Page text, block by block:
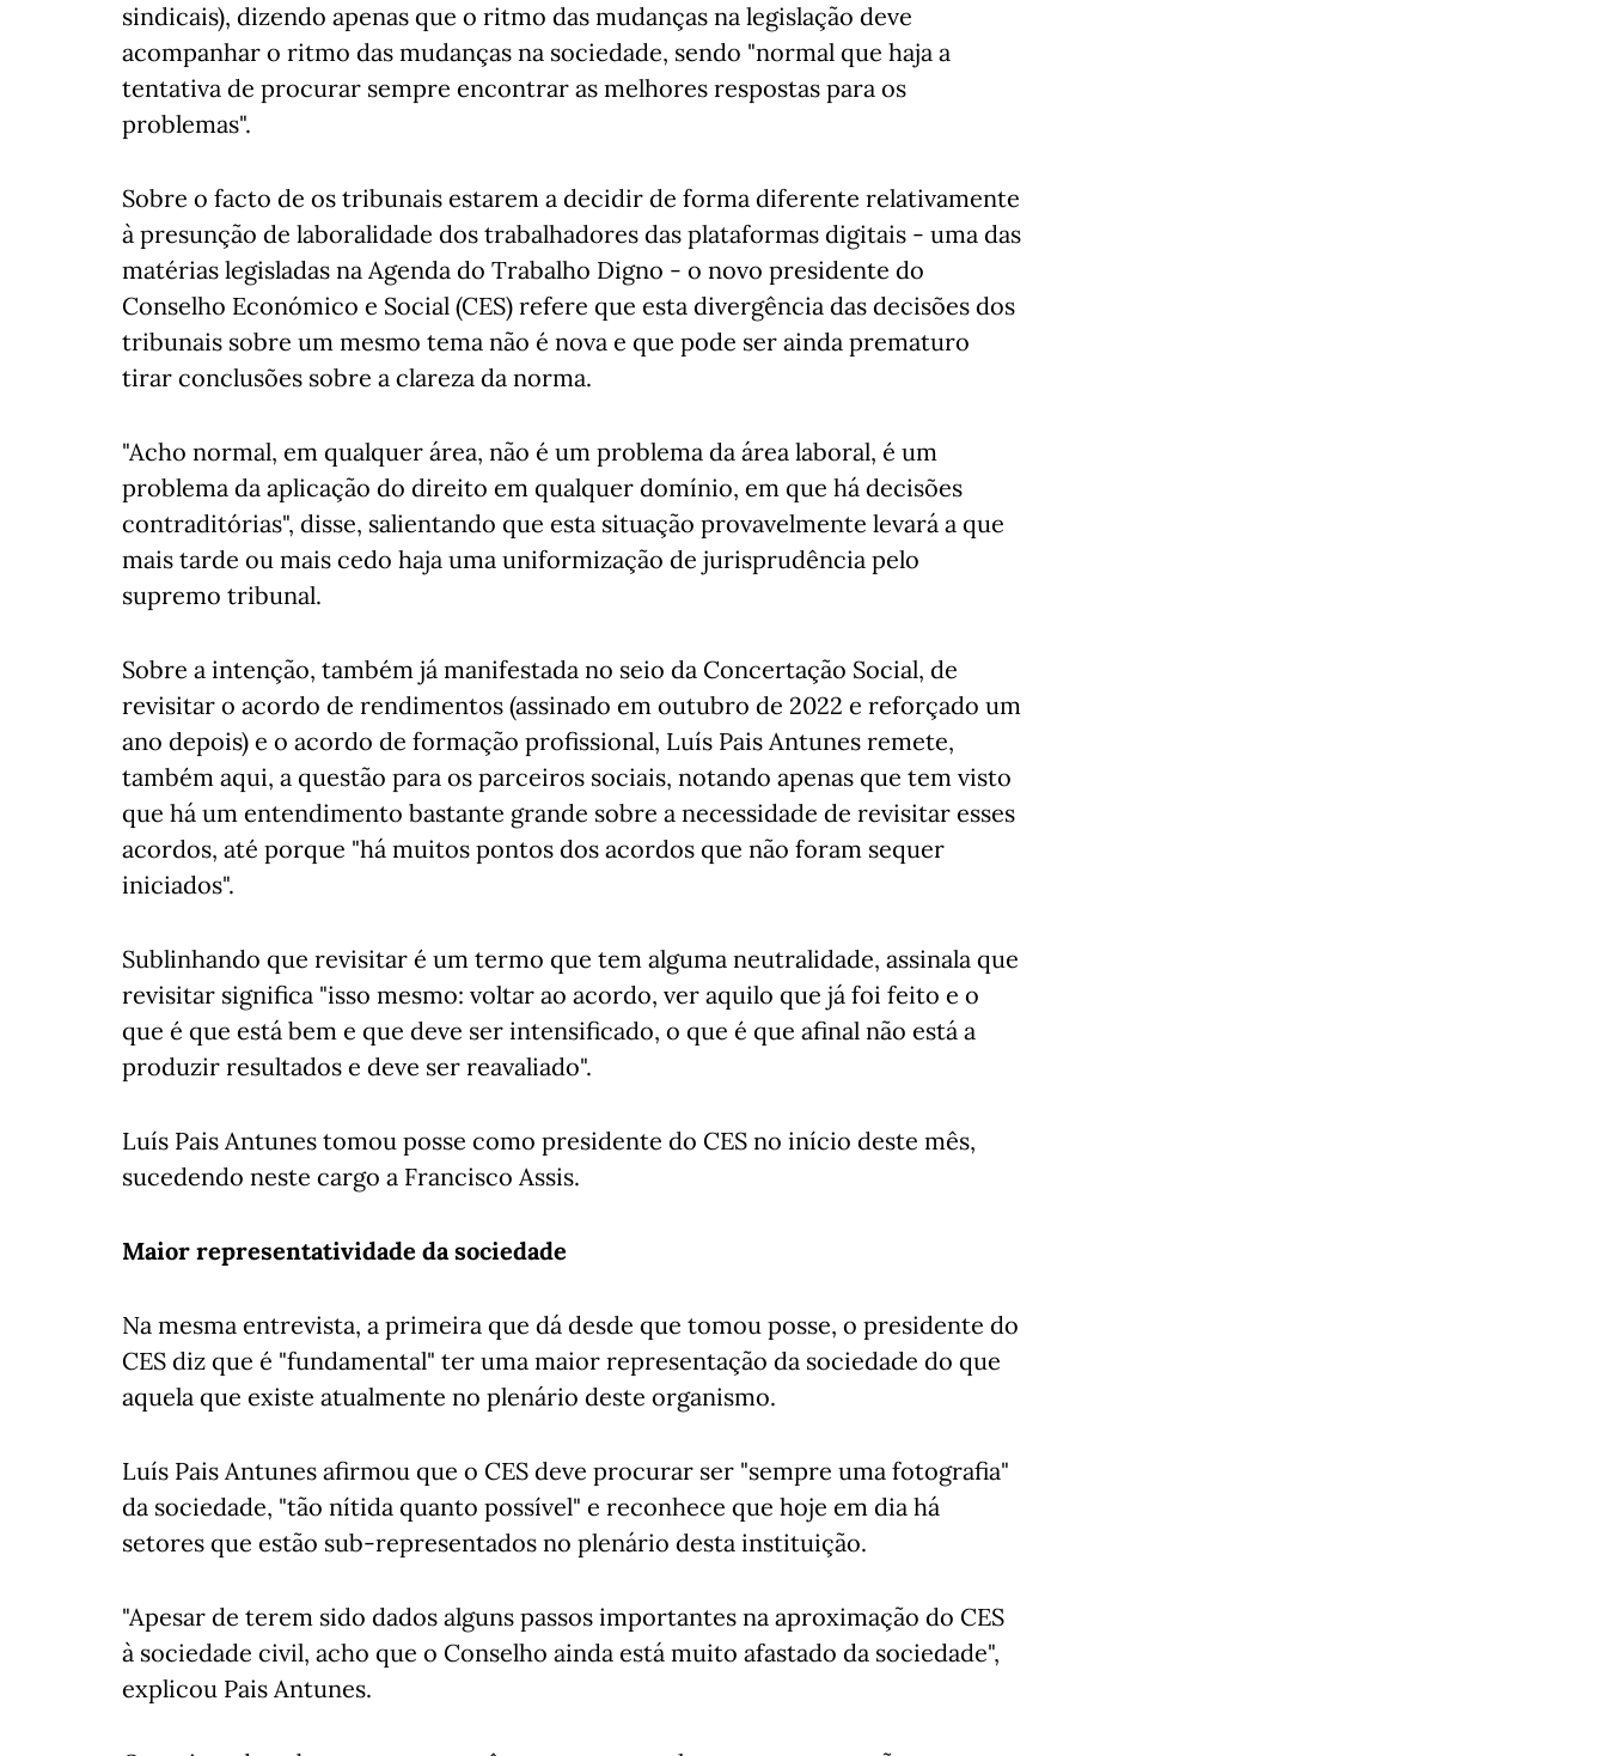
sindicais), dizendo apenas que o ritmo das mudanças na legislação deve
acompanhar o ritmo das mudanças na sociedade, sendo "normal que haja a
tentativa de procurar sempre encontrar as melhores respostas para os
problemas".
Sobre o facto de os tribunais estarem a decidir de forma diferente relativamente
à presunção de laboralidade dos trabalhadores das plataformas digitais - uma das
matérias legisladas na Agenda do Trabalho Digno - o novo presidente do
Conselho Económico e Social (CES) refere que esta divergência das decisões dos
tribunais sobre um mesmo tema não é nova e que pode ser ainda prematuro
tirar conclusões sobre a clareza da norma.
"Acho normal, em qualquer área, não é um problema da área laboral, é um
problema da aplicação do direito em qualquer domínio, em que há decisões
contraditórias", disse, salientando que esta situação provavelmente levará a que
mais tarde ou mais cedo haja uma uniformização de jurisprudência pelo
supremo tribunal.
Sobre a intenção, também já manifestada no seio da Concertação Social, de
revisitar o acordo de rendimentos (assinado em outubro de 2022 e reforçado um
ano depois) e o acordo de formação profissional, Luís Pais Antunes remete,
também aqui, a questão para os parceiros sociais, notando apenas que tem visto
que há um entendimento bastante grande sobre a necessidade de revisitar esses
acordos, até porque "há muitos pontos dos acordos que não foram sequer
iniciados".
Sublinhando que revisitar é um termo que tem alguma neutralidade, assinala que
revisitar significa "isso mesmo: voltar ao acordo, ver aquilo que já foi feito e o
que é que está bem e que deve ser intensificado, o que é que afinal não está a
produzir resultados e deve ser reavaliado".
Luís Pais Antunes tomou posse como presidente do CES no início deste mês,
sucedendo neste cargo a Francisco Assis.
Maior representatividade da sociedade
Na mesma entrevista, a primeira que dá desde que tomou posse, o presidente do
CES diz que é "fundamental" ter uma maior representação da sociedade do que
aquela que existe atualmente no plenário deste organismo.
Luís Pais Antunes afirmou que o CES deve procurar ser "sempre uma fotografia"
da sociedade, "tão nítida quanto possível" e reconhece que hoje em dia há
setores que estão sub-representados no plenário desta instituição.
"Apesar de terem sido dados alguns passos importantes na aproximação do CES
à sociedade civil, acho que o Conselho ainda está muito afastado da sociedade",
explicou Pais Antunes.